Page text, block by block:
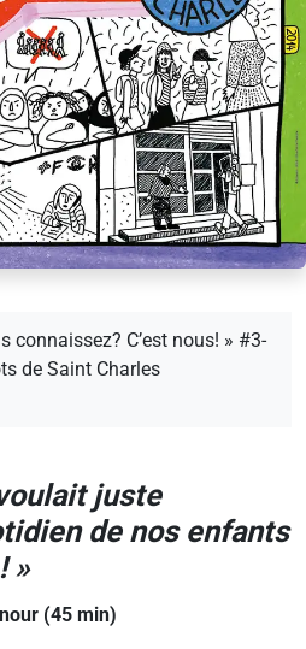
connaissez? C’est nous! » #3-
de Saint Charles
juste
de nos enfants
»
(45 min)